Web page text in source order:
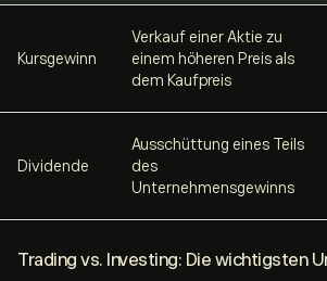
Kursgewinn
Verkauf einer Aktie zu
einem höheren Preis als
dem Kaufpreis
Dividende
Ausschüttung eines Teils
des
Unternehmensgewinns
Trading vs. Investing: Die wichtigsten